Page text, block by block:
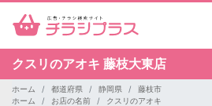
クスリのアオキ 藤枝大東店
ホーム 都道府県 静岡県
藤枝市
ホーム
お店の名前 クスリのアオキ